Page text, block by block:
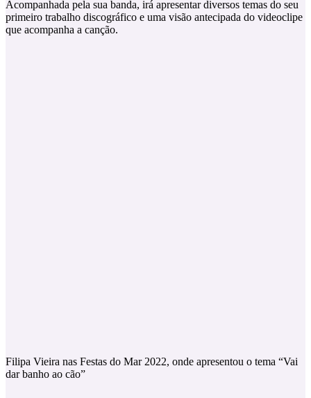
Acompanhada pela sua banda, irá apresentar diversos temas do seu
primeiro trabalho discográfico e uma visão antecipada do videoclipe
que acompanha a canção.
Filipa Vieira nas Festas do Mar 2022, onde apresentou o tema “Vai
dar banho ao cão”